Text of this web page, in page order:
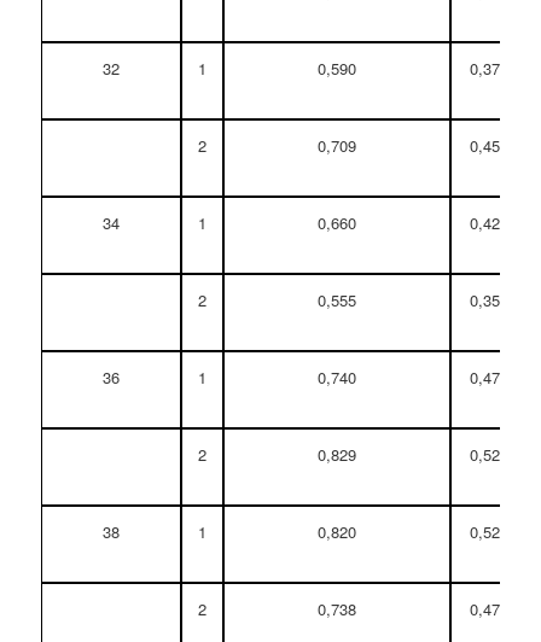
32 1 0,590 0,376
2 0,709 0,452
34 1 0,660 0,420
2 0,555 0,354
36 1 0,740 0,471
2 0,829 0,528
38 1 0,820 0,522
2 0,738 0,470